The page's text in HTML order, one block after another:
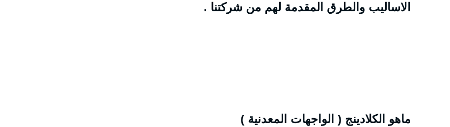
الاساليب والطرق المقدمة لهم من شركتنا .
ماهو الكلادينج ( الواجهات المعدنية )